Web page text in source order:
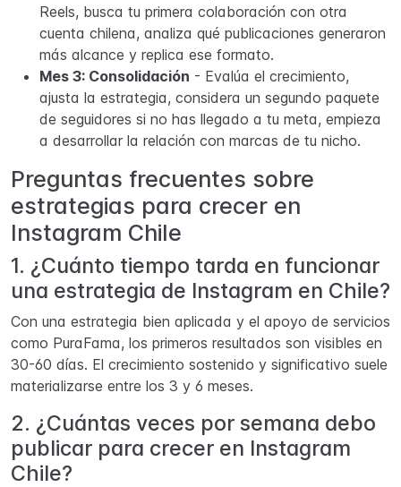
Reels, busca tu primera colaboración con otra
cuenta chilena, analiza qué publicaciones generaron
más alcance y replica ese formato.
Mes 3: Consolidación - Evalúa el crecimiento,
ajusta la estrategia, considera un segundo paquete
de seguidores si no has llegado a tu meta, empieza
a desarrollar la relación con marcas de tu nicho.
Preguntas frecuentes sobre
estrategias para crecer en
Instagram Chile
1. ¿Cuánto tiempo tarda en funcionar
una estrategia de Instagram en Chile?
Con una estrategia bien aplicada y el apoyo de servicios
como PuraFama, los primeros resultados son visibles en
30-60 días. El crecimiento sostenido y significativo suele
materializarse entre los 3 y 6 meses.
2. ¿Cuántas veces por semana debo
publicar para crecer en Instagram
Chile?